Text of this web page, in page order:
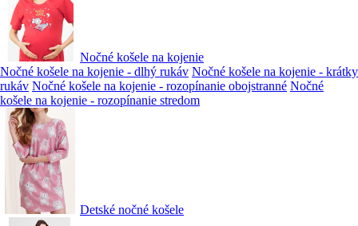
Nočné košele na kojenie
Nočné košele na kojenie - dlhý rukáv Nočné košele na kojenie - krátky
rukáv Nočné košele na kojenie - rozopínanie obojstranné Nočné
košele na kojenie - rozopínanie stredom
Detské nočné košele